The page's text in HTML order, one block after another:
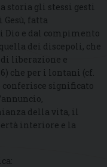
storia gli stessi gesti
Gesù, fatta
Dio e dal compimento
dei discepoli, che
liberazione e
che per i lontani (cf.
conferisce significato
della vita, il
interiore e la